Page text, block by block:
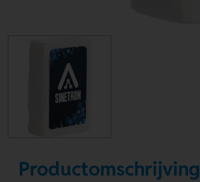
Productomschrijving